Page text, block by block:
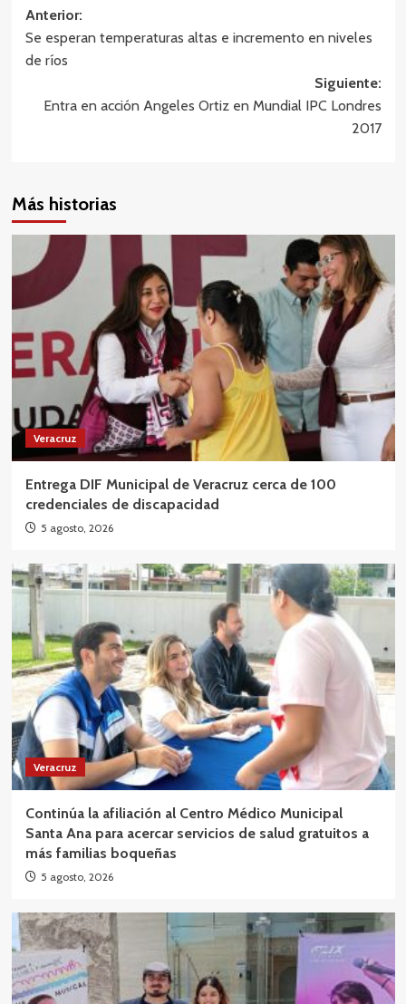
Navegación
de
Anterior:
Se esperan temperaturas altas e incremento en niveles
de ríos
Siguiente:
Entra en acción Angeles Ortiz en Mundial IPC Londres
2017
Más historias
Veracruz
Entrega DIF Municipal de Veracruz cerca de 100
credenciales de discapacidad
5 agosto, 2026
Veracruz
Continúa la afiliación al Centro Médico Municipal
Santa Ana para acercar servicios de salud gratuitos a
más familias boqueñas
5 agosto, 2026